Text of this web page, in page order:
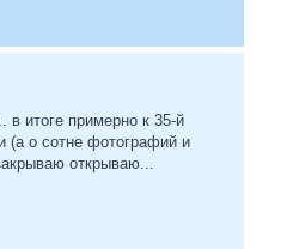
итоге примерно к 35-й
(а о сотне фотографий и
открываю...